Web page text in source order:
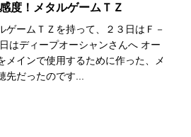
度！メタルゲームＴＺ
ゲームＴＺを持って、２３日はＦ－
はディープオーシャンさんへ オー
メインで使用するために作った、メ
だったのです...